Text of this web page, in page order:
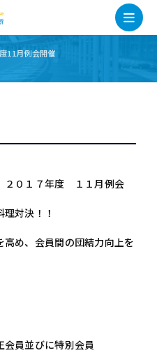
11月例会開催
２０１７年度 １１月例会
対決！！
め、会員間の団結力向上を
員並びに特別会員